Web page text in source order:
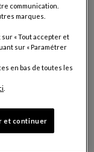
communication.
marques.
« Tout accepter et
sur « Paramétrer
en bas de toutes les
et continuer